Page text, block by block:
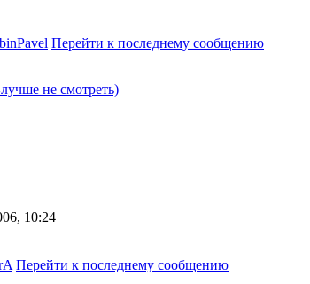
Перейти к последнему сообщению
не смотреть)
10:24
Перейти к последнему сообщению